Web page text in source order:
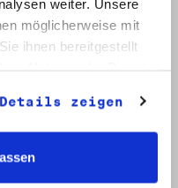
weiter. Unsere
möglicherweise mit
ihnen bereitgestellt
Details zeigen
Titel: Materialsammlung : Osteuropa (2)